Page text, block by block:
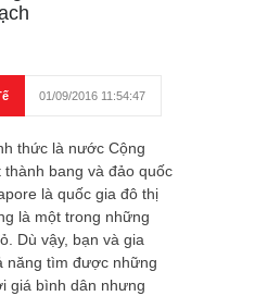
01/09/2016 11:54:47
thức là nước Cộng
bang và đảo quốc
là quốc gia đô thị
là một trong những
Dù vậy, bạn và gia
năng tìm được những
giá bình dân nhưng